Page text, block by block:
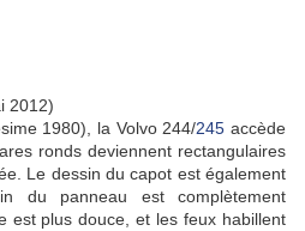
2012)
1980), la Volvo 244/245 accède
ronds deviennent rectangulaires
Le dessin du capot est également
du panneau est complètement
est plus douce, et les feux habillent